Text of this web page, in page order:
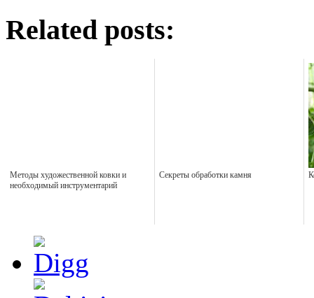
Related posts:
Методы художественной ковки и
необходимый инструментарий
Секреты обработки камня